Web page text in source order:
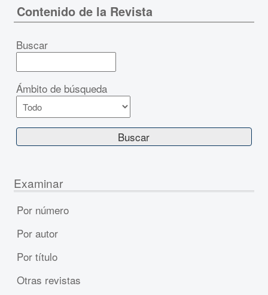
Contenido de la Revista
Buscar
Ámbito de búsqueda
Examinar
Por número
Por autor
Por título
Otras revistas